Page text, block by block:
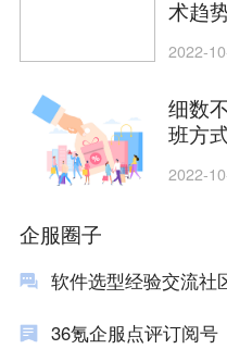
术趋
2022-
细数
班方
2022-
企服圈子
软件选型经验交流社
36氪企服点评订阅号